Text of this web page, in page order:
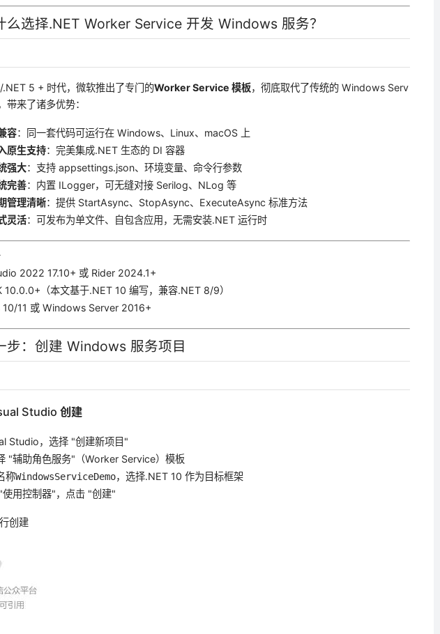
么选择.NET Worker Service 开发 Windows 服务？
5 + 时代，微软推出了专门的Worker Service 模板，彻底取代了传统的 Windows Serv
带来了诸多优势：
容：同一套代码可运行在 Windows、Linux、macOS 上
原生支持：完美集成.NET 生态的 DI 容器
强大：支持 appsettings.json、环境变量、命令行参数
完善：内置 ILogger，可无缝对接 Serilog、NLog 等
管理清晰：提供 StartAsync、StopAsync、ExecuteAsync 标准方法
灵活：可发布为单文件、自包含应用，无需安装.NET 运行时
2022 17.10+ 或 Rider 2024.1+
10.0.0+（本文基于.NET 10 编写，兼容.NET 8/9）
11 或 Windows Server 2016+
步：创建 Windows 服务项目
Studio 创建
Studio，选择 "创建新项目"
"辅助角色服务"（Worker Service）模板
称WindowsServiceDemo，选择.NET 10 作为目标框架
用控制器"，点击 "创建"
创建